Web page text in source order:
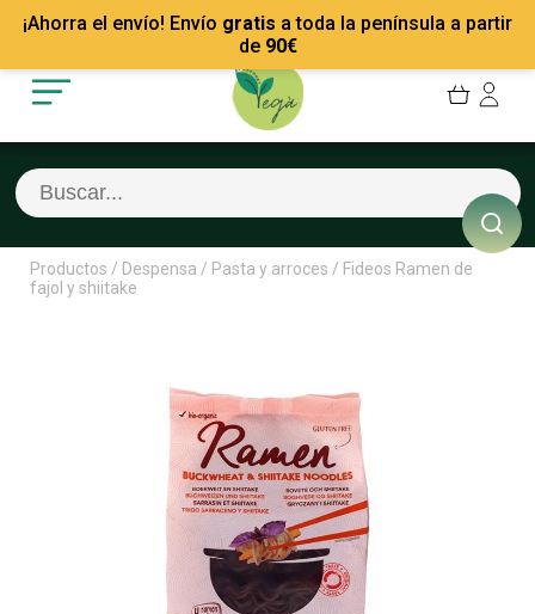
¡Ahorra el envío! Envío gratis a toda la península a partir
de 90€
Mis Pedidos
Mis favoritos
Cerrar sesión
Recetas
Empresas
Contacto
Productos / Despensa / Pasta y arroces / Fideos Ramen de
fajol y shiitake